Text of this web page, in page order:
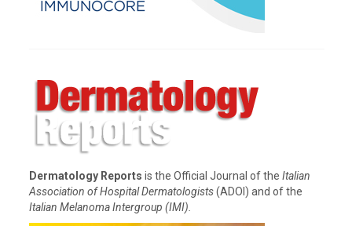
Dermatology Reports is the Official Journal of the Italian
Association of Hospital Dermatologists(ADOI) and of the
Italian Melanoma Intergroup (IMI).